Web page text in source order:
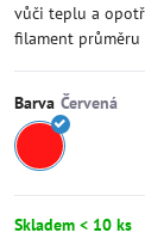
vůči teplu a
filament průměru
Barva
Skladem < 10 ks